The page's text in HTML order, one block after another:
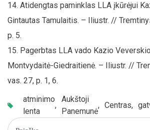
Atidengtas paminklas LLA įkūrėjui
Gintautas Tamulaitis. – Iliustr. //
p. 5.
Pagerbtas LLA vado Kazio
Montvydaitė-Giedraitienė. – Iliustr. //
vas. 27, p. 1, 6.
atminimo
lenta
,
Aukštoji
Panemunė
, Centras,